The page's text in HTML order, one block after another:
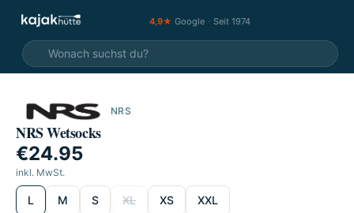
4,9★ Google · Seit 1974
NRS
NRS Wetsocks
€24.95
inkl. MwSt.
wählen
L M S XL XS
XXL